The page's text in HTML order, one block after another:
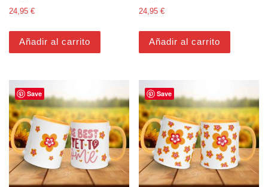
24,95 €
Añadir al carrito
24,95€
Añadir al carrito
Save Save